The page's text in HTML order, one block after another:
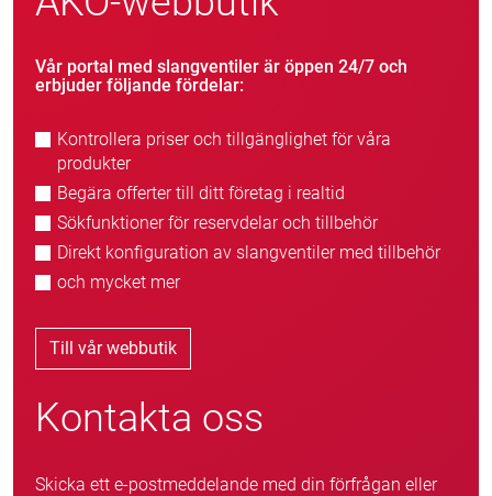
Vår portal med slangventiler är öppen 24/7 och
erbjuder följande fördelar:
Kontrollera priser och tillgänglighet för våra
produkter
Begära offerter till ditt företag i realtid
Sökfunktioner för reservdelar och tillbehör
Direkt konfiguration av slangventiler med tillbehör
och mycket mer
Till vår webbutik
Kontakta oss
Skicka ett e-postmeddelande med din förfrågan eller